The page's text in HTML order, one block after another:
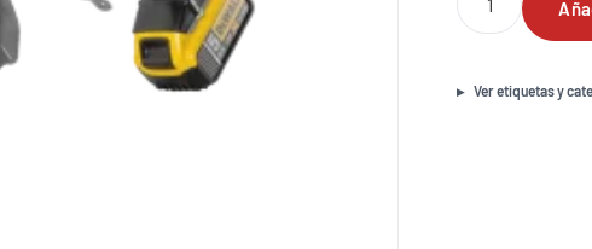
de
varilla
a Ver etiquetas y